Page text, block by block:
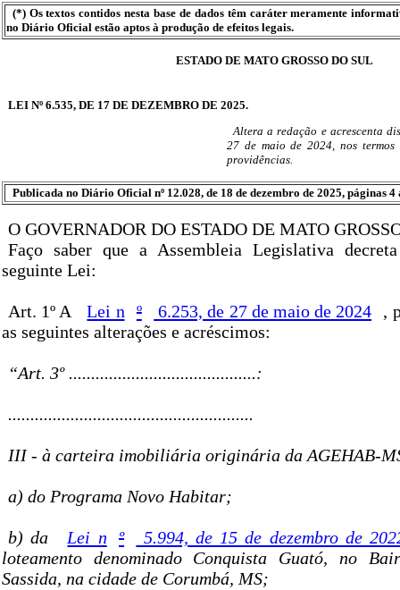
(*) Os textos contidos nesta base de dados têm caráter meramente
no Diário Oficial estão aptos à produção de efeitos legais.
ESTADO DE MATO GROSSO DO SUL
LEI Nº 6.535, DE 17 DE DEZEMBRO DE 2025.
Altera a redação e acrescenta
27 de maio de 2024, nos
providências.
Publicada no Diário Oficial nº 12.028, de 18 de dezembro de 2025, páginas 4
O GOVERNADOR DO ESTADO DE MATO
Faço saber que a Assembleia Legislativa
seguinte Lei:
Art. 1º A Lei n º 6.253, de 27 de maio de 2024
,
as seguintes alterações e acréscimos:
“Art. 3º ..........................................:
.......................................................
III - à carteira imobiliária originária da AGEHAB-
a) do Programa Novo Habitar;
b) da Lei n º
5.994, de 15 de dezembro de
loteamento denominado Conquista Guató, no
Sassida, na cidade de Corumbá, MS;